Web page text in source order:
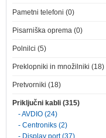
Pametni telefoni (0)
Pisarniška oprema (0)
Polnilci (5)
Preklopniki in množilniki (18)
Pretvorniki (18)
Priključni kabli (315)
- AVDIO (24)
- Centroniks (2)
- Display port (37)